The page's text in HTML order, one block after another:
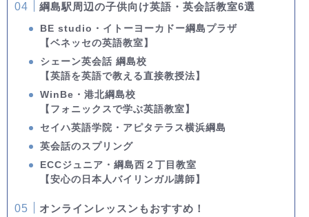
綱島駅周辺の子供向け英語・英会話教室6選
BE studio・イトーヨーカドー綱島プラザ
【ベネッセの英語教室】
シェーン英会話 綱島校
【英語を英語で教える直接教授法】
WinBe・港北綱島校
【フォニックスで学ぶ英語教室】
セイハ英語学院・アピタテラス横浜綱島
英会話のスプリング
ECCジュニア・綱島西２丁目教室
【安心の日本人バイリンガル講師】
オンラインレッスンもおすすめ！